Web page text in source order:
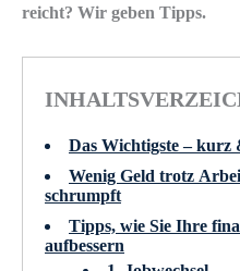
reicht? Wir geben Tipps.
Das Wichtigste – kurz
Wenig Geld trotz
schrumpft
Tipps, wie Sie Ihre
aufbessern